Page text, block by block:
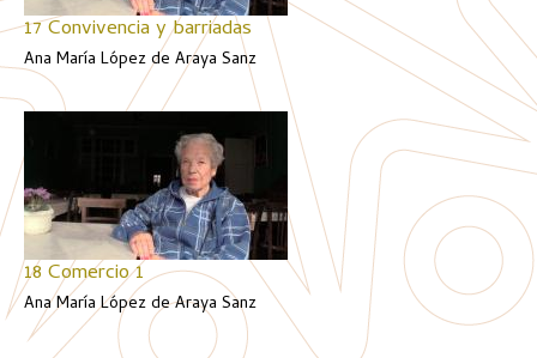
17 Convivencia y barriadas
Ana María López de Araya Sanz
18 Comercio 1
Ana María López de Araya Sanz